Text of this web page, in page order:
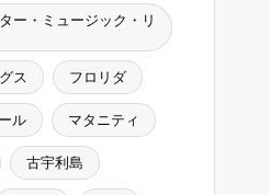
ー・ミュージック・リ
ス フロリダ
ル マタニティ
古宇利島